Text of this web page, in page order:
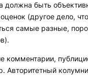
должна быть
(другое дело,
самые разные,
комментарии,
Авторитетный